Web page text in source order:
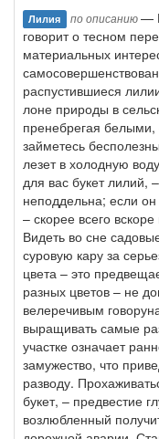
Лилия по описанию—
говорит о тесном
материальных
распустившиеся
лоне природы в
пренебрегая белыми,
займетесь
лезет в холодную
для вас букет лилий,
неподдельна; если
– скорее всего
Видеть во сне
суровую кару за
цвета – это
разных цветов – не
велеречивым
выращивать самые
участке означает
замужество, что
разводу.
букет, – предвестие
возлюбленный